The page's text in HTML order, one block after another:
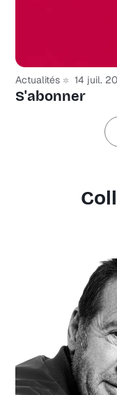
Actualités 14 juil.
S'abonner